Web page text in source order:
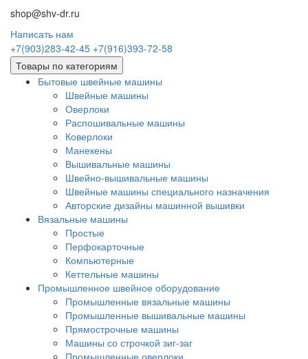
shop@shv-dr.ru
Написать нам
+7(903)283-42-45 +7(916)393-72-58
Товары по категориям
Бытовые швейные машины
Швейные машины
Оверлоки
Распошивальные машины
Коверлоки
Манекены
Вышивальные машины
Швейно-вышивальные машины
Швейные машины специального назначения
Авторские дизайны машинной вышивки
Вязальные машины
Простые
Перфокарточные
Компьютерные
Кеттельные машины
Промышленное швейное оборудование
Промышленные вязальные машины
Промышленные вышивальные машины
Прямострочные машины
Машины со строчкой зиг-заг
Промышленные оверлоки